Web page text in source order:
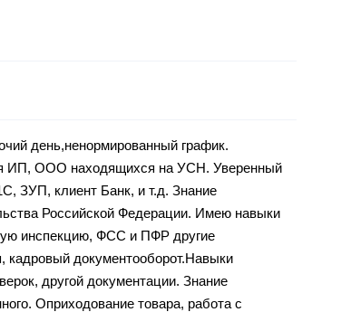
день,ненормированный график.
ИП, ООО находящихся на УСН. Уверенный
ЗУП, клиент Банк, и т.д. Знание
Российской Федерации. Имею навыки
инспекцию, ФСС и ПФР другие
кадровый документооборот.Навыки
другой документации. Знание
Оприходование товара, работа с